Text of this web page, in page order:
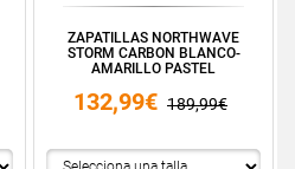
ZAPATILLAS NORTHWAVE
STORM CARBON BLANCO-
AMARILLO PASTEL
132,99€ 189,99€